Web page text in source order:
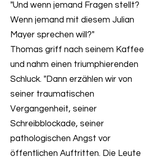
"Und wenn jemand Fragen stellt?
Wenn jemand mit diesem Julian
Mayer sprechen will?"
Thomas griff nach seinem Kaffee
und nahm einen triumphierenden
Schluck. "Dann erzählen wir von
seiner traumatischen
Vergangenheit, seiner
Schreibblockade, seiner
pathologischen Angst vor
öffentlichen Auftritten. Die Leute